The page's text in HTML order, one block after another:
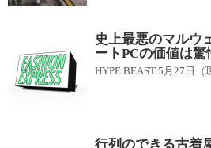
史上最悪のマルウ
ートPCの価値は驚
HYPE BEAST 5月27日
行列のできる古着